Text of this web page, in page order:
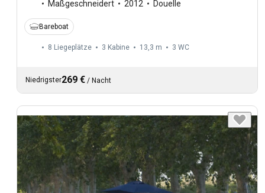
Maßgeschneidert 2012 Douelle
Bareboat
8 Liegeplätze 3 Kabine 13,3 m 3 WC
Niedrigster269 € / Nacht